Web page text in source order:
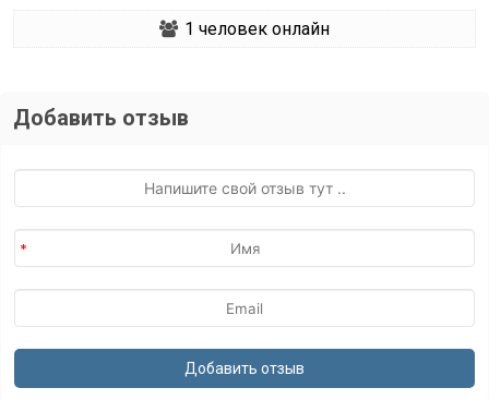
1 человек онлайн
Добавить отзыв